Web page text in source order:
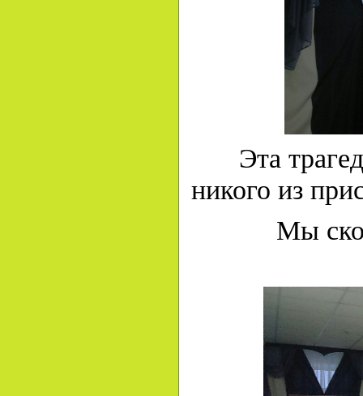
Эта
никого из
Мы